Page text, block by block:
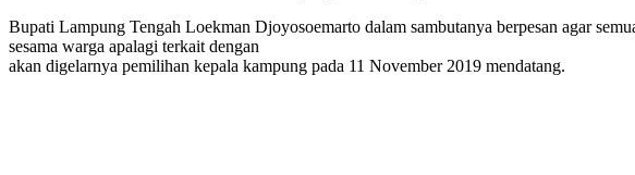
Bupati Lampung Tengah Loekman Djoyosoemarto dalam sambutanya berpesan agar
sesama warga apalagi terkait dengan
akan digelarnya pemilihan kepala kampung pada 11 November 2019 mendatang.